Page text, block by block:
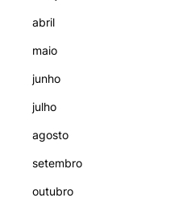
abril
maio
junho
julho
agosto
setembro
outubro